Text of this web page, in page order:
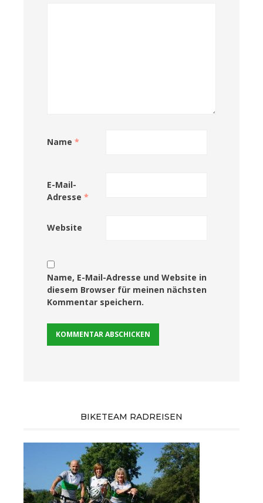
Name *
E-Mail-
Adresse *
Website
Name, E-Mail-Adresse und Website in
diesem Browser für meinen nächsten
Kommentar speichern.
BIKETEAM RADREISEN